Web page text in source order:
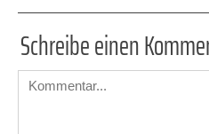
Schreibe einen